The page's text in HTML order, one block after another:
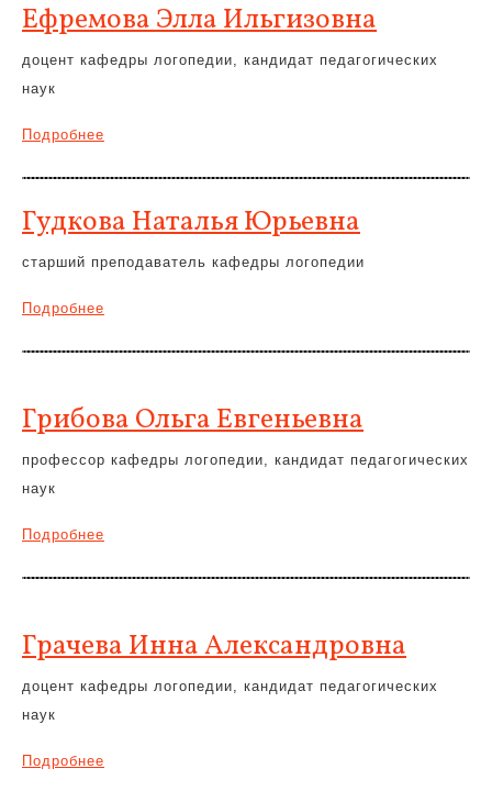
Ефремова Элла Ильгизовна
доцент кафедры логопедии, кандидат педагогических
наук
Подробнее
Гудкова Наталья Юрьевна
старший преподаватель кафедры логопедии
Подробнее
Грибова Ольга Евгеньевна
профессор кафедры логопедии, кандидат педагогических
наук
Подробнее
Грачева Инна Александровна
доцент кафедры логопедии, кандидат педагогических
наук
Подробнее